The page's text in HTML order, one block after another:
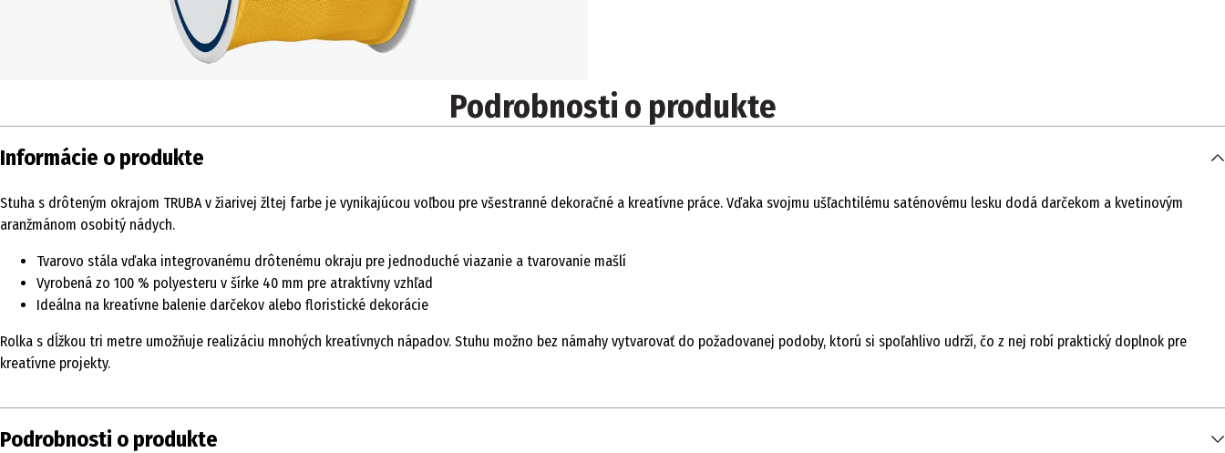
Podrobnosti o produkte
Informácie o produkte
Stuha s drôteným okrajom TRUBA v žiarivej žltej farbe je vynikajúcou voľbou pre všestranné dekoračné a kreatívne práce. Vďaka svojmu ušľachtilému saténovému lesku dodá darčekom a kvetinovým
aranžmánom osobitý nádych.
Tvarovo stála vďaka integrovanému drôtenému okraju pre jednoduché viazanie a tvarovanie mašlí
Vyrobená zo 100 % polyesteru v šírke 40 mm pre atraktívny vzhľad
Ideálna na kreatívne balenie darčekov alebo floristické dekorácie
Rolka s dĺžkou tri metre umožňuje realizáciu mnohých kreatívnych nápadov. Stuhu možno bez námahy vytvarovať do požadovanej podoby, ktorú si spoľahlivo udrží, čo z nej robí praktický doplnok pre
kreatívne projekty.
Podrobnosti o produkte